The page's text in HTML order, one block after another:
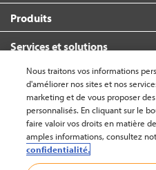
Produits
Services et solutions
À propos de Crown
Communiquez avec nous
Nous traitons vos informations
d'améliorer nos sites et nos
marketing et de vous proposer
personnalisés. En cliquant sur le
faire valoir vos droits en matière
amples informations, consultez
confidentialité.